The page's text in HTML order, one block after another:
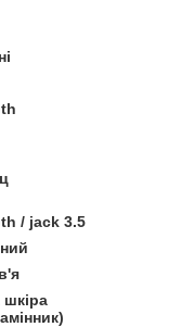
/ jack 3.5